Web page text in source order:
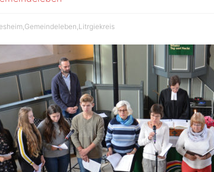
Gemeindeleben Litrgiekreis